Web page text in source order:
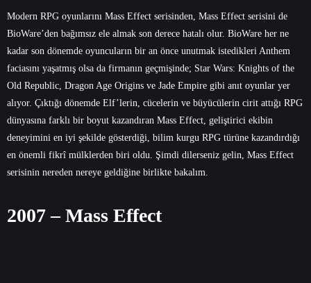
Modern RPG oyunlarını Mass Effect serisinden, Mass Effect serisini de
BioWare’den bağımsız ele almak son derece hatalı olur. BioWare her ne
kadar son dönemde oyuncuların bir an önce unutmak istedikleri Anthem
faciasını yaşatmış olsa da firmanın geçmişinde; Star Wars: Knights of the
Old Republic, Dragon Age Origins ve Jade Empire gibi anıt oyunlar yer
alıyor. Çıktığı dönemde Elf’lerin, cücelerin ve büyücülerin cirit attığı RPG
dünyasına farklı bir boyut kazandıran Mass Effect, geliştirici ekibin
deneyimini en iyi şekilde gösterdiği, bilim kurgu RPG türüne kazandırdığı
en önemli fikrî mülklerden biri oldu. Şimdi dilerseniz gelin, Mass Effect
serisinin nereden nereye geldiğine birlikte bakalım.
2007 – Mass Effect